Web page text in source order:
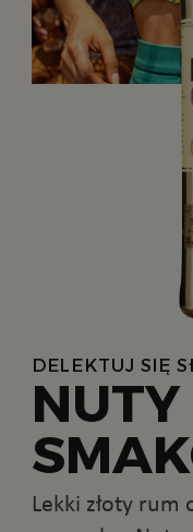
DELEKTUJ SIĘ
NUTY
Lekki złoty rum